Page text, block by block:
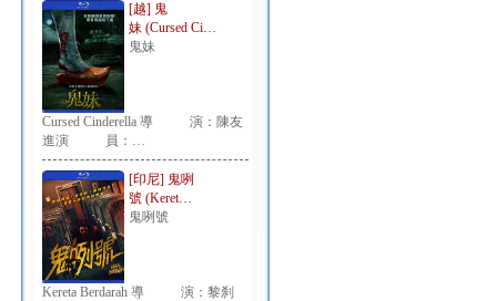
[越] 鬼
妹 (Cursed Ci…
鬼妹
Cursed Cinderella 導 演：陳友
進演 員：…
[印尼] 鬼咧
號 (Keret…
鬼咧號
Kereta Berdarah 導 演：黎刹